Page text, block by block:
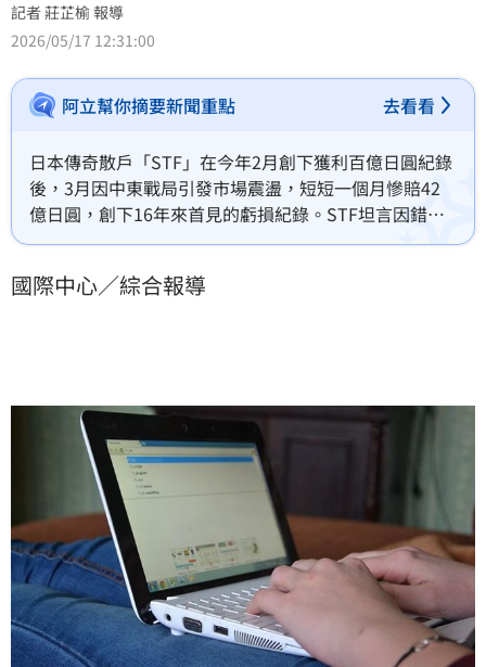
記者 莊芷榆 報導
2026/05/17 12:31:00
阿立幫你摘要新聞重點 去看看
日本傳奇散戶「STF」在今年2月創下獲利百億日圓紀錄
後，3月因中東戰局引發市場震盪，短短一個月慘賠42
億日圓，創下16年來首見的虧損紀錄。STF坦言因錯估
低點且過度槓桿才失足，但他並未氣餒，4月火速重押AI
鼓勵大眾及早學習理財，透過投資拓寬人生選擇權，在
國際中心／綜合報導